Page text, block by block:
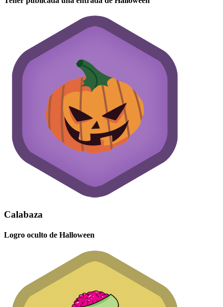
Calabaza
Logro oculto de Halloween